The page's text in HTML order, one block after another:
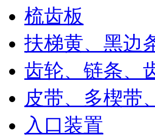
梳齿板
扶梯黄、黑边
齿轮、链条、
皮带、多楔带
入口装置